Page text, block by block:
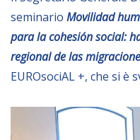
COPOLAD III
AL-INVEST Verde
seminario Movilidad
para la cohesión social:
regional de las
EUROsociAL +, che si è